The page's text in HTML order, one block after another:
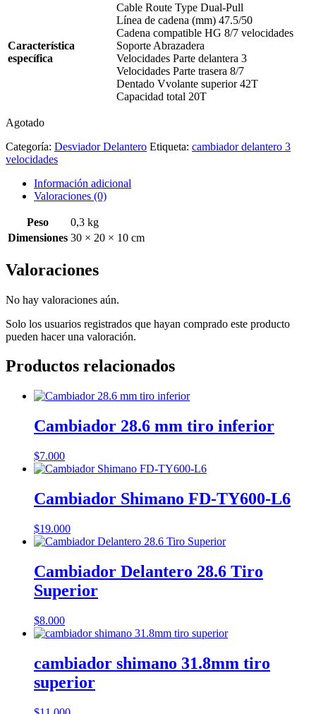
Característica
específica
Cable Route Type Dual-Pull
Línea de cadena (mm) 47.5/50
Cadena compatible HG 8/7 velocidades
Soporte Abrazadera
Velocidades Parte delantera 3
Velocidades Parte trasera 8/7
Dentado Vvolante superior 42T
Capacidad total 20T
Agotado
Categoría: Desviador Delantero Etiqueta: cambiador delantero 3
velocidades
Información adicional
Valoraciones (0)
Peso
0,3 kg
Dimensiones 30 × 20 × 10 cm
Valoraciones
No hay valoraciones aún.
Solo los usuarios registrados que hayan comprado este producto
pueden hacer una valoración.
Productos relacionados
Cambiador 28.6 mm tiro inferior
$7.000
Cambiador Shimano FD-TY600-L6
$19.000
Cambiador Delantero 28.6 Tiro
Superior
$8.000
cambiador shimano 31.8mm tiro
superior